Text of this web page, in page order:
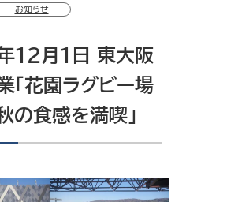
お知らせ
12月1日 東大阪
「花園ラグビー場
の食感を満喫」